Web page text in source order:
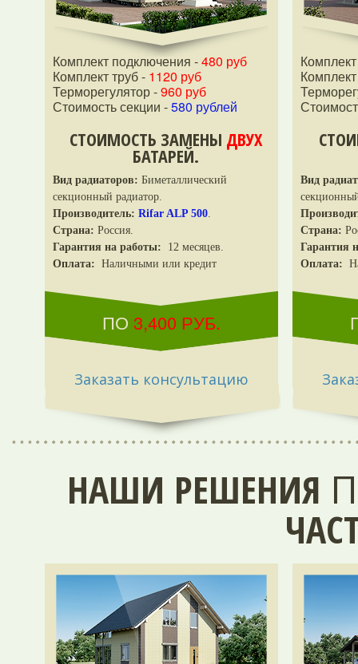
Комплект подключения -480 руб
Комплект труб - 1120 руб
Терморегулятор -960 руб
Стоимость секции -580 рублей
СТОИМОСТЬ ЗАМЕНЫ ДВУХ
БАТАРЕЙ.
Вид радиаторов: Биметаллический
секционный радиатор.
Производитель: Rifar ALP 500.
Страна: Россия.
Гарантия на работы: 12 месяцев.
Оплата: Наличными или кредит
ПО 3,400 РУБ.
Заказать консультацию
Вид
Страна:
Гарантия
Оплата:
НАШИ РЕШЕНИЯ